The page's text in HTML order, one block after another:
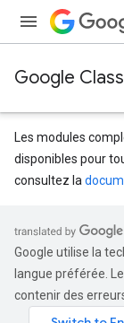
Google
Les modules
disponibles pour
consultez la
Google utilise la
langue préférée.
contenir des